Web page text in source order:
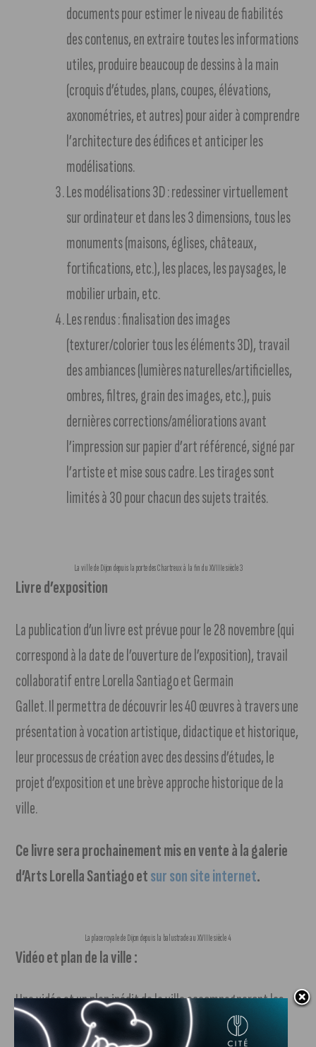
documents pour estimer le niveau de fiabilités
des contenus, en extraire toutes les informations
utiles, produire beaucoup de dessins à la main
(croquis d’études, plans, coupes, élévations,
axonométries, et autres) pour aider à comprendre
l’architecture des édifices et anticiper les
modélisations.
Les modélisations 3D : redessiner virtuellement
sur ordinateur et dans les 3 dimensions, tous les
monuments (maisons, églises, châteaux,
fortifications, etc.), les places, les paysages, le
mobilier urbain, etc.
Les rendus : finalisation des images
(texturer/colorier tous les éléments 3D), travail
des ambiances (lumières naturelles/artificielles,
ombres, filtres, grain des images, etc.), puis
dernières corrections/améliorations avant
l’impression sur papier d’art référencé, signé par
l’artiste et mise sous cadre. Les tirages sont
limités à 30 pour chacun des sujets traités.
La ville de Dijon depuis la porte des Chartreux à la fin du XVIIIe siècle 3
Livre d’exposition
La publication d’un livre est prévue pour le 28 novembre (qui
correspond à la date de l’ouverture de l’exposition), travail
collaboratif entre Lorella Santiago et Germain
Gallet. Il permettra de découvrir les 40 œuvres à travers une
présentation à vocation artistique, didactique et historique,
leur processus de création avec des dessins d’études, le
projet d’exposition et une brève approche historique de la
ville.
Ce livre sera prochainement mis en vente à la galerie
d’Arts Lorella Santiago etsur son site internet.
La place royale de Dijon depuis la balustrade au XVIIIe siècle 4
Vidéo et plan de la ville :
Une vidéo et un plan inédit de la ville accompagneront les
œuvres exposées à la galerie, permettant de faire un lien